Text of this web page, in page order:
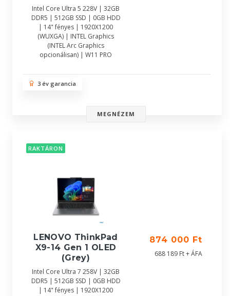
Intel Core Ultra 5 228V | 32GB
DDR5 | 512GB SSD | 0GB HDD
| 14" fényes | 1920X1200
(WUXGA) | INTEL Graphics
(INTEL Arc Graphics
opcionálisan) | W11 PRO
3 év garancia
MEGNÉZEM
RAKTÁRON
LENOVO ThinkPad
X9-14 Gen 1 OLED
(Grey)
Intel Core Ultra 7 258V | 32GB
DDR5 | 512GB SSD | 0GB HDD
| 14" fényes | 1920X1200
874 000 Ft
688 189 Ft + ÁFA